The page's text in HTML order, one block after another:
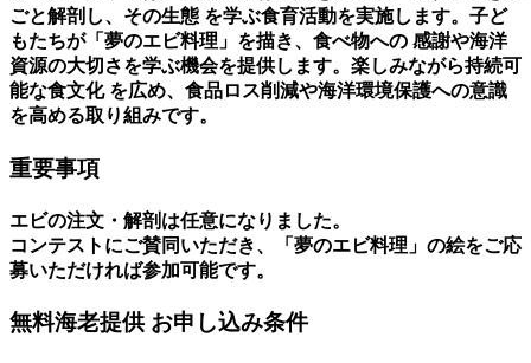
ごと解剖し、その生態 を学ぶ食育活動を実施します。子ど
もたちが「夢のエビ料理」を描き、食べ物への 感謝や海洋
資源の大切さを学ぶ機会を提供します。楽しみながら持続可
能な食文化 を広め、食品ロス削減や海洋環境保護への意識
を高める取り組みです。
重要事項
エビの注文・解剖は任意になりました。
コンテストにご賛同いただき、「夢のエビ料理」の絵をご応
募いただければ参加可能です。
無料海老提供 お申し込み条件